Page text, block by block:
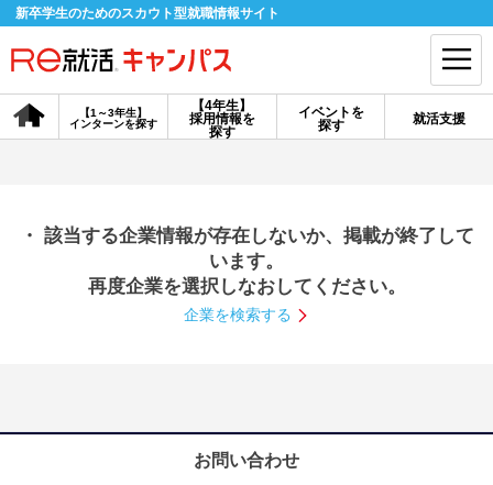
新卒学生のためのスカウト型就職情報サイト
【4年生】
採用情報を
探す
【1～3年生】
インターンを探す
イベントを
探す
就活支援
会員登録 ログイン
探す
【4年生】
説明会を探す
就活ノウハウ・サポート
・ 該当する企業情報が存在しないか、掲載が終了して
います。
再度企業を選択しなおしてください。
企業を検索する
お問い合わせ